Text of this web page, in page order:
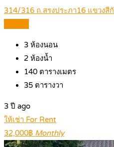
314/316 ถ.สรงประภา16 แขวงสี
3 ห้องนอน
2 ห้องน้ำ
140 ตารางเมตร
35 ตารางวา
3 ปี ago
ให้เช่า For Rent
32,000฿ Monthly